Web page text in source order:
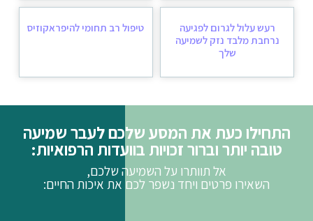
רעש עלול לגרום לפגיעה
נרחבת מלבד נזק לשמיעה
שלך
טיפול רב תחומי להיפראקוזיס
התחילו כעת את המסע שלכם לעבר שמיעה
טובה יותר וברור זכויות בוועדות הרפואיות:
אל תוותרו על השמיעה שלכם,
השאירו פרטים ויחד נשפר לכם את איכות החיים: